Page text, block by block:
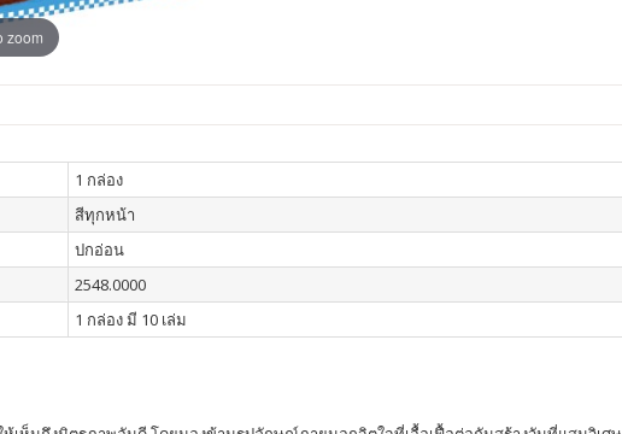
zoom
1 กล่อง
สีทุกหน้า
ปกอ่อน
2548.0000
1 กล่อง มี 10 เล่ม